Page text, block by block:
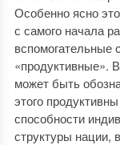
Особенно ясно
с самого начала
вспомогательные
«продуктивные».
может быть
этого
способности
структуры нации,